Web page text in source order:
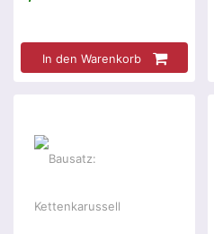
In den Warenkorb